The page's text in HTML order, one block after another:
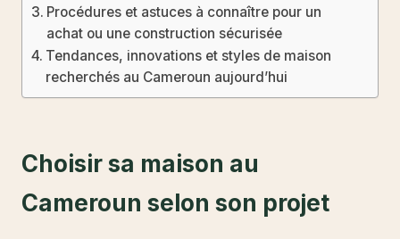
Procédures et astuces à connaître pour un
achat ou une construction sécurisée
Tendances, innovations et styles de maison
recherchés au Cameroun aujourd’hui
Choisir sa maison au
Cameroun selon son projet